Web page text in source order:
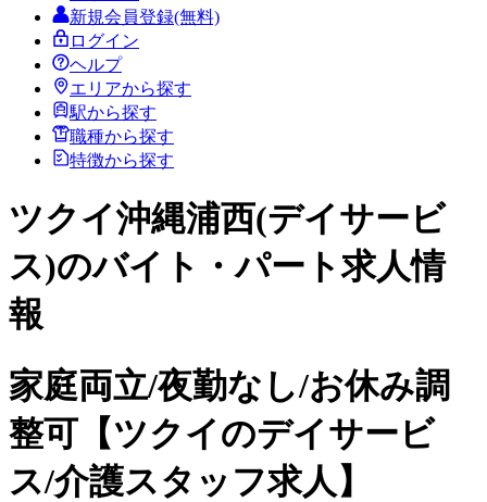
新規会員登録(無料)
ログイン
ヘルプ
エリアから探す
駅から探す
職種から探す
特徴から探す
ツクイ沖縄浦西(デイサービ
ス)のバイト・パート求人情
報
家庭両立/夜勤なし/お休み調
整可【ツクイのデイサービ
ス/介護スタッフ求人】